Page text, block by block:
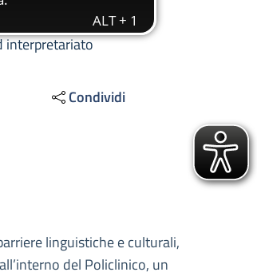
interpretariato
Condividi
linguistiche e culturali,
del Policlinico, un